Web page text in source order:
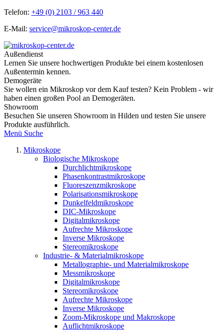
Telefon: +49 (0) 2103 / 963 440
E-Mail: service@mikroskop-center.de
Außendienst
Lernen Sie unsere hochwertigen Produkte bei einem kostenlosen
Außentermin kennen.
Demogeräte
Sie wollen ein Mikroskop vor dem Kauf testen? Kein Problem - wir
haben einen großen Pool an Demogeräten.
Showroom
Besuchen Sie unseren Showroom in Hilden und testen Sie unsere
Produkte ausführlich.
Menü Suche
Mikroskope
Biologische Mikroskope
Durchlichtmikroskope
Phasenkontrastmikroskope
Fluoreszenzmikroskope
Polarisationsmikroskope
Dunkelfeldmikroskope
DIC-Mikroskope
Digitalmikroskope
Aufrechte Mikroskope
Inverse Mikroskope
Stereomikroskope
Industrie- & Materialmikroskope
Metallographie- und Materialmikroskope
Messmikroskope
Digitalmikroskope
Stereomikroskope
Aufrechte Mikroskope
Inverse Mikroskope
Zoom-Mikroskope und Makroskope
Auflichtmikroskope